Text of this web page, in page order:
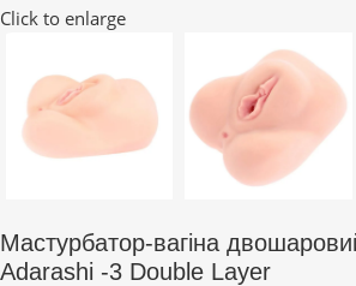
Click to enlarge
Мастурбатор-вагіна
Adarashi -3 Double Layer